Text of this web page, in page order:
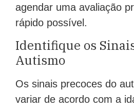
agendar uma avaliação
rápido possível.
Identifique os
Autismo
Os sinais precoces do
variar de acordo com a